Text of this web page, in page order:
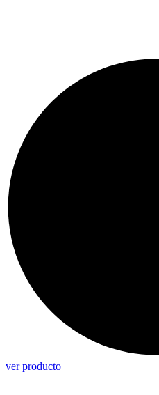
ver producto